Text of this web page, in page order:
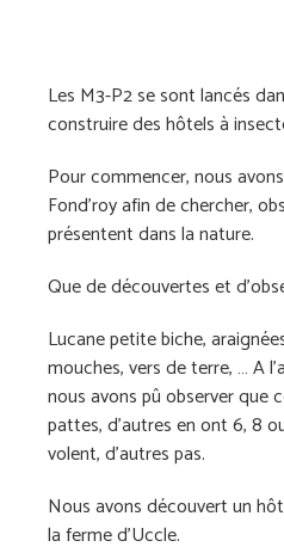
Les M3-P2 se sont lancés
construire des hôtels à
Pour commencer, nous
Fond’roy afin de chercher,
présentent dans la nature.
Que de découvertes et
Lucane petite biche,
mouches, vers de terre, … A
nous avons pû observer que
pattes, d’autres en ont 6, 8
volent, d’autres pas.
Nous avons découvert un
la ferme d’Uccle.